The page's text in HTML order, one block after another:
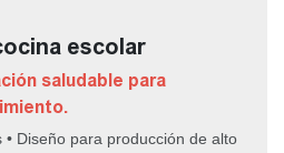
escolar
saludable para
Diseño para producción de alto